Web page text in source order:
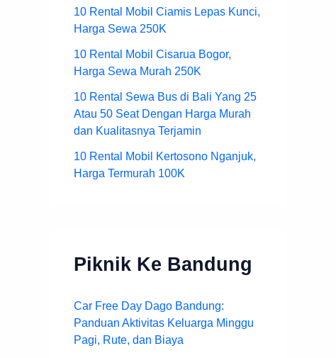
10 Rental Mobil Ciamis Lepas Kunci,
Harga Sewa 250K
10 Rental Mobil Cisarua Bogor,
Harga Sewa Murah 250K
10 Rental Sewa Bus di Bali Yang 25
Atau 50 Seat Dengan Harga Murah
dan Kualitasnya Terjamin
10 Rental Mobil Kertosono Nganjuk,
Harga Termurah 100K
Piknik Ke Bandung
Car Free Day Dago Bandung:
Panduan Aktivitas Keluarga Minggu
Pagi, Rute, dan Biaya